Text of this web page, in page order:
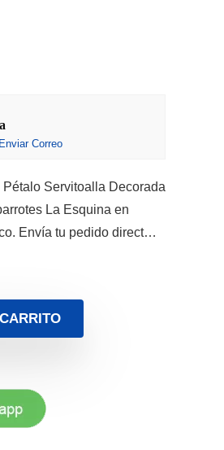
Enviar Correo
Servitoalla Decorada
La Esquina en
Envía tu pedido direct…